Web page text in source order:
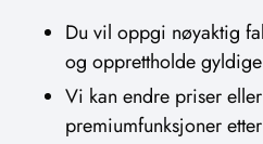
Du vil oppgi nøyaktig
og opprettholde
Vi kan endre priser
premiumfunksjoner